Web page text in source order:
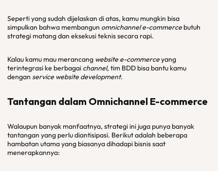
Seperti yang sudah dijelaskan di atas, kamu mungkin bisa
simpulkan bahwa membangun omnichannel e-commerce butuh
strategi matang dan eksekusi teknis secara rapi.
Kalau kamu mau merancang website e-commerceyang
terintegrasi ke berbagai channel, tim BDD bisa bantu kamu
dengan service website development.
Tantangan dalam Omnichannel E-commerce
Walaupun banyak manfaatnya, strategi ini juga punya banyak
tantangan yang perlu diantisipasi. Berikut adalah beberapa
hambatan utama yang biasanya dihadapi bisnis saat
menerapkannya: